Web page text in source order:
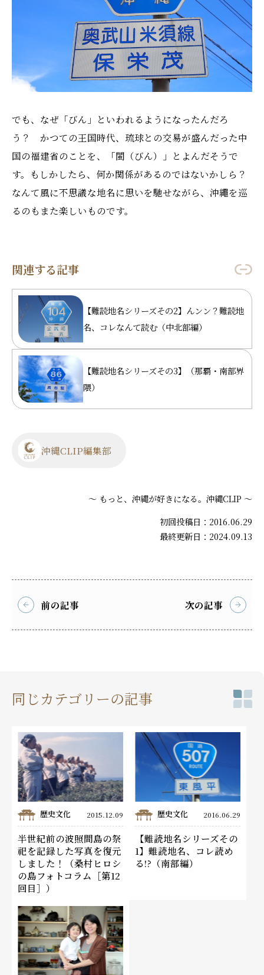
でも、なぜ「びん」といわれるようになったんだろ
う？ かつての王国時代、琉球との交易が盛んだった中
国の福建省のことを、「閩（びん）」とよんだそうで
す。もしかしたら、何か関係があるのではないかしら？
なんて風に不思議な地名に思いを馳せながら、沖繩を巡
るのもまた楽しいものです。
関連する記事
【難読地名シリーズその2】んンン？難読地
名、コレなんて読む（中北部編）
【難読地名シリーズその3】（那覇・南部界
隈）
沖縄CLIP編集部
～ もっと、沖縄が好きになる。沖縄CLIP ～
初回投稿日：2016.06.29
最終更新日：2024.09.13
前の記事 次の記事
同じカテゴリーの記事
歴史文化 2015.12.09
半世紀前の波照間島の祭
祀を記録した写真を復元
しました！（桑村ヒロシ
の島フォトコラム［第12
回目］）
歴史文化 2016.06.29
【難読地名シリーズその
1】難読地名、コレ読め
る!?（南部編）